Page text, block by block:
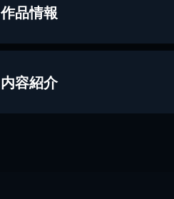
作品情報
著者
内容紹介